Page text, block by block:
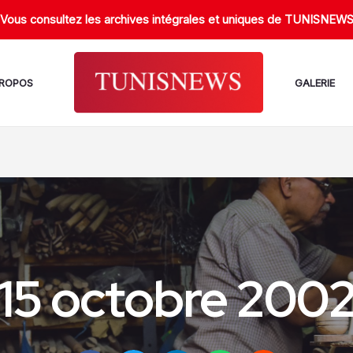
Vous consultez les archives intégrales et uniques de TUNISNEWS
GALERIE
octobre